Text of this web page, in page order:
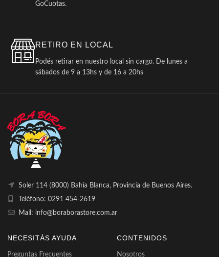
GoCuotas.
RETIRO EN LOCAL
Podés retirar en nuestro local sin cargo. De lunes a
sábados de 9 a 13hs y de 16 a 20hs
Soler 114 (8000) Bahía Blanca, Provincia de Buenos Aires.
Teléfono: 0291 454-2619
Mail: info@boraborastore.com.ar
NECESITÁS AYUDA
Preguntas Frecuentes
CONTENIDOS
Nosotros